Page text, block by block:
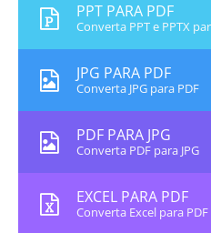
PPT PARA PDF
Converta PPT e PPTX
JPG PARA PDF
Converta JPG para PDF
PDF PARA JPG
Converta PDF para JPG
EXCEL PARA PDF
Converta Excel para PDF